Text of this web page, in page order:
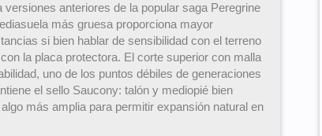
anteriores de la popular saga Peregrine
más gruesa proporciona mayor
si bien hablar de sensibilidad con el terreno
la placa protectora. El corte superior con malla
uno de los puntos débiles de generaciones
el sello Saucony: talón y mediopié bien
más amplia para permitir expansión natural en